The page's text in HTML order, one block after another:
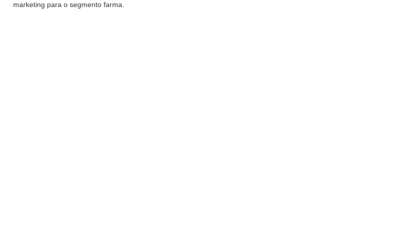
marketing para o segmento farma.